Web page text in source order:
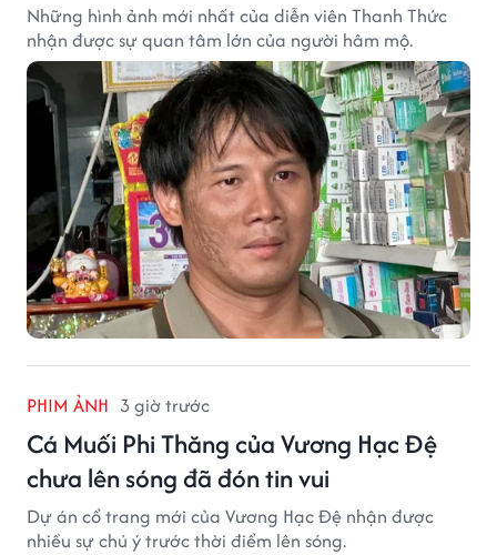
Những hình ảnh mới nhất của diễn viên Thanh Thức
nhận được sự quan tâm lớn của người hâm mộ.
PHIM ẢNH 3 giờ trước
Cá Muối Phi Thăng của Vương Hạc Đệ
chưa lên sóng đã đón tin vui
Dự án cổ trang mới của Vương Hạc Đệ nhận được
nhiều sự chú ý trước thời điểm lên sóng.